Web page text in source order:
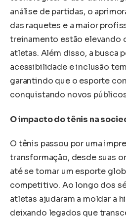
análise de partidas, o
das raquetes e a maior
treinamento estão elevando
atletas. Além disso, a busca
acessibilidade e inclusão
garantindo que o esporte
conquistando novos
O impacto do tênis na
O tênis passou por uma
transformação, desde suas
até se tornar um esporte
competitivo. Ao longo dos
atletas ajudaram a moldar a
deixando legados que